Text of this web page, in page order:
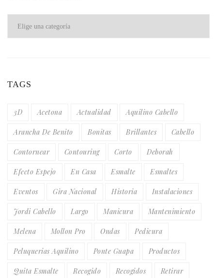
TAGS
3D Acetona Actualidad Aquilino Cabello
Arancha De Benito Bonitas Brillantes Cabello
Contornear Contouring Corto Deborah
Efecto Espejo En Casa Esmalte Esmaltes
Eventos Gira Nacional Historia Instalaciones
Jordi Cabello Largo Manicura Mantenimiento
Melena Mollon Pro Ondas Pedicura
Peluquerias Aquilino Ponte Guapa Productos
Quita Esmalte Recogido Recogidos Retirar